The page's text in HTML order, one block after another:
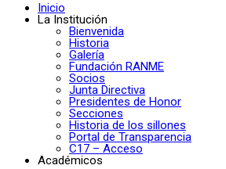
Inicio
La Institución
Bienvenida
Historia
Galería
Fundación RANME
Socios
Junta Directiva
Presidentes de Honor
Secciones
Historia de los sillones
Portal de Transparencia
C17 – Acceso
Académicos